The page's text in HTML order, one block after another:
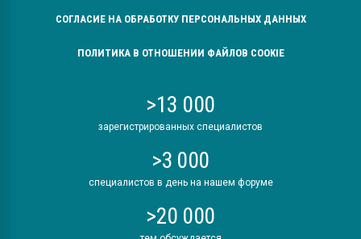
СОГЛАСИЕ НА ОБРАБОТКУ ПЕРСОНАЛЬНЫХ ДАННЫХ
ПОЛИТИКА В ОТНОШЕНИИ ФАЙЛОВ COOKIE
>13 000
зарегистрированных специалистов
>3 000
специалистов в день на нашем форуме
>20 000